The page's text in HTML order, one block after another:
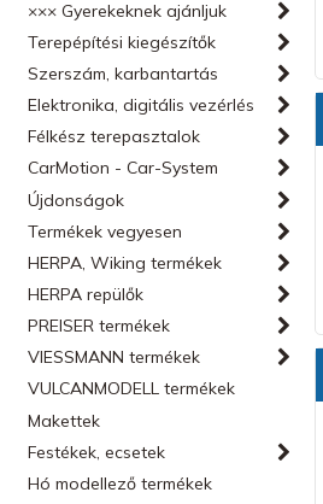
××× Gyerekeknek ajánljuk
Terepépítési kiegészítők
Szerszám, karbantartás
Elektronika, digitális vezérlés
Félkész terepasztalok
CarMotion - Car-System
Újdonságok
Termékek vegyesen
HERPA, Wiking termékek
HERPA repülők
PREISER termékek
VIESSMANN termékek
VULCANMODELL termékek
Makettek
Festékek, ecsetek
Hó modellező termékek